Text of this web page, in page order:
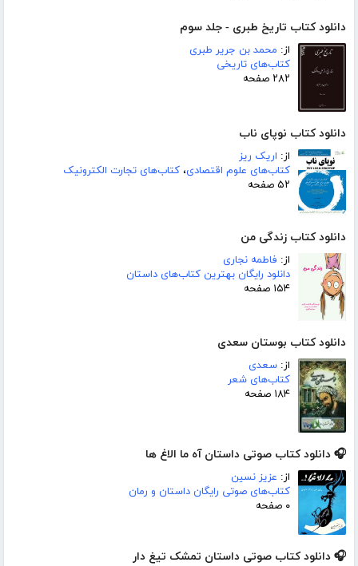
دانلود کتاب تاریخ طبری - جلد سوم
از: محمد بن جریر طبری
کتاب‌های تاریخی
۲۸۲ صفحه
دانلود کتاب نوپای ناب
از: اریک ریز
کتاب‌های علوم اقتصادی، کتاب‌های تجارت الکترونیک
۵۲ صفحه
دانلود کتاب زندگی من
از: فاطمه نجاری
دانلود رایگان بهترین کتاب‌های داستان
۱۵۴ صفحه
دانلود کتاب بوستان سعدی
از: سعدی
کتاب‌های شعر
۱۸۴ صفحه
🎧 دانلود کتاب صوتی داستان آه ما الاغ ها
از: عزیز نسین
کتاب‌های صوتی رایگان داستان و رمان
۰ صفحه
🎧 دانلود کتاب صوتی داستان تمشک تیغ دار